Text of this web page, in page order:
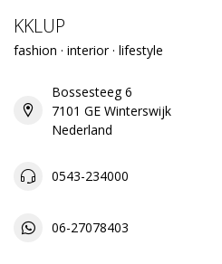
KKLUP
fashion · interior · lifestyle
Bossesteeg 6
7101 GE Winterswijk
Nederland
0543-234000
06-27078403